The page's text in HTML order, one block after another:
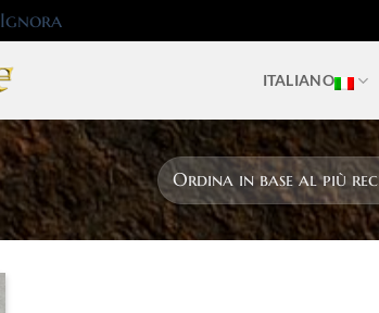
Ignora
ITALIANO